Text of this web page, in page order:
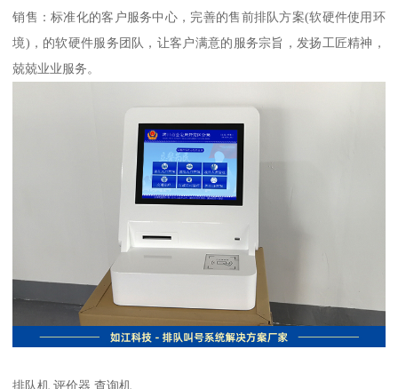
销售：标准化的客户服务中心，完善的售前排队方案(软硬件使用环
境)，的软硬件服务团队，让客户满意的服务宗旨，发扬工匠精神，
兢兢业业服务。
排队机 评价器 查询机